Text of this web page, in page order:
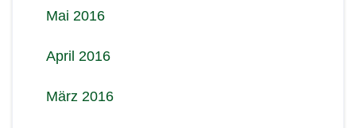
Mai 2016
April 2016
März 2016